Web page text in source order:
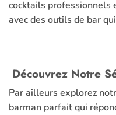
cocktails professionnels
avec des outils de bar
Découvrez Notre
Par ailleurs explorez
barman parfait qui